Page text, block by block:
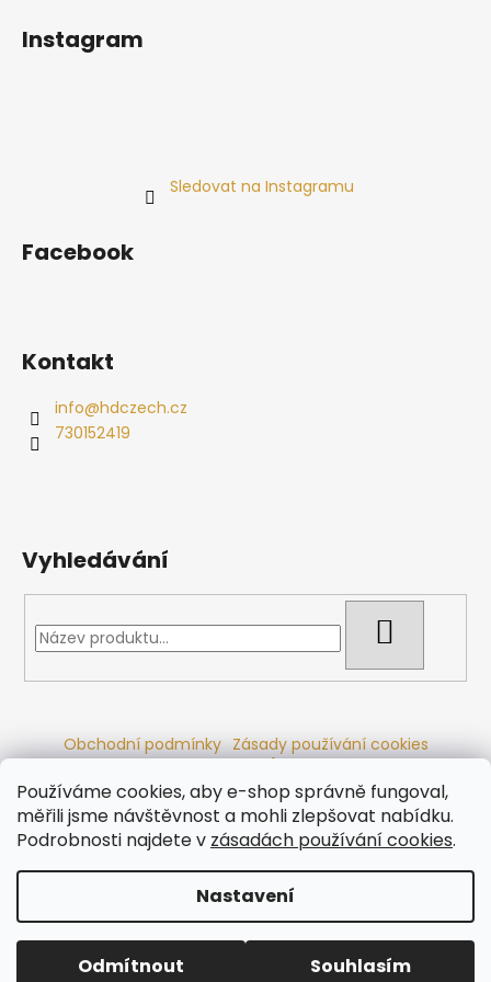
Používáme cookies, aby e-shop správně fungoval,
měřili jsme návštěvnost a mohli zlepšovat nabídku.
Podrobnosti najdete v zásadách používání cookies.
Nastavení
Odmítnout Souhlasím
Instagram
Sledovat na Instagramu
Facebook
Kontakt
info@hdczech.cz
730152419
Vyhledávání
Obchodní podmínky Zásady používání cookies
Ochrana osobních údajů Dřevěné sauny
Odstoupení od smlouvy Reklamační řád Kontakty
Koupací sudy
Radiátory
Copyright 2026Ráj saun. Všechna práva vyhrazena.
Upravit nastavení cookies